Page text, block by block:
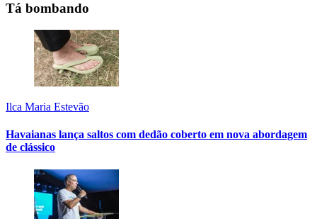
Tá bombando
Ilca Maria Estevão
Havaianas lança saltos com dedão coberto em nova abordagem
de clássico